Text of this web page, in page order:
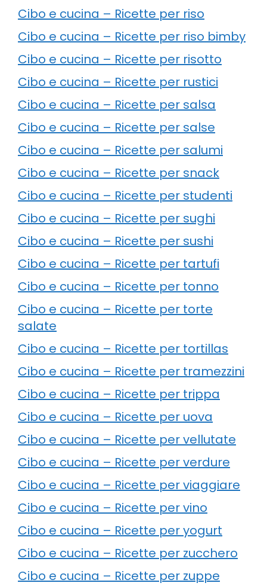
Cibo e cucina – Ricette per riso
Cibo e cucina – Ricette per riso bimby
Cibo e cucina – Ricette per risotto
Cibo e cucina – Ricette per rustici
Cibo e cucina – Ricette per salsa
Cibo e cucina – Ricette per salse
Cibo e cucina – Ricette per salumi
Cibo e cucina – Ricette per snack
Cibo e cucina – Ricette per studenti
Cibo e cucina – Ricette per sughi
Cibo e cucina – Ricette per sushi
Cibo e cucina – Ricette per tartufi
Cibo e cucina – Ricette per tonno
Cibo e cucina – Ricette per torte
salate
Cibo e cucina – Ricette per tortillas
Cibo e cucina – Ricette per tramezzini
Cibo e cucina – Ricette per trippa
Cibo e cucina – Ricette per uova
Cibo e cucina – Ricette per vellutate
Cibo e cucina – Ricette per verdure
Cibo e cucina – Ricette per viaggiare
Cibo e cucina – Ricette per vino
Cibo e cucina – Ricette per yogurt
Cibo e cucina – Ricette per zucchero
Cibo e cucina – Ricette per zuppe